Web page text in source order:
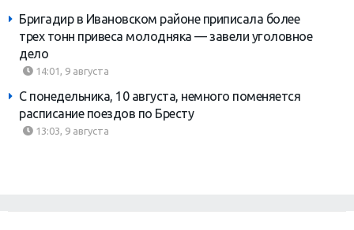
Бригадир в Ивановском районе приписала более
трех тонн привеса молодняка — завели уголовное
дело
14:01, 9 августа
С понедельника, 10 августа, немного поменяется
расписание поездов по Бресту
13:03, 9 августа